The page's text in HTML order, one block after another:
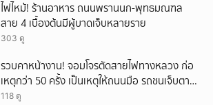
ไฟไหม้! ร้านอาหาร ถนนพรานนก-พุทธมณฑล
สาย 4 เบื้องต้นมีผู้บาดเจ็บหลายราย
303 ดู
รวบคาหน้างาน! จอมโจรตัดสายไฟทางหลวง ก่อ
เหตุกว่า 50 ครั้ง เป็นเหตุให้ถนนมือ รถชนเจ็บตาย
หลายสิบราย เสียหายราว 10 ล้าน
118 ดู